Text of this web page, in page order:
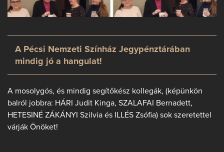
A Pécsi Nemzeti Színház Jegypénztárában
mindig jó a hangulat!
A mosolygós, és mindig segítőkész kollegák, (képünkön
balról jobbra: HÁRI Judit Kinga, SZALAFAI Bernadett,
HETESINÉ ZÁKÁNYI Szilvia és ILLÉS Zsófia) sok szeretettel
várják Önöket!